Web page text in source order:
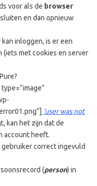
voor als de browser
en dan opnieuw
inloggen, is er een
met cookies en server
‘user was not
, kan het zijn dat de
account heeft.
gebruiker correct ingevuld
(person) in